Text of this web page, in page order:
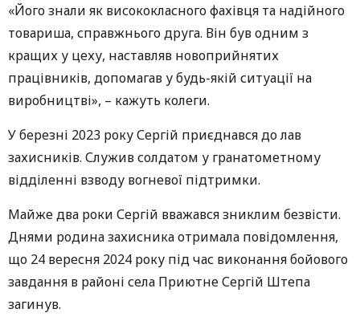
«Його знали як висококласного фахівця та надійного
товариша, справжнього друга. Він був одним з
кращих у цеху, наставляв новоприйнятих
працівників, допомагав у будь-якій ситуації на
виробництві», – кажуть колеги.
У березні 2023 року Сергій приєднався до лав
захисників. Служив солдатом у гранатометному
відділенні взводу вогневої підтримки.
Майже два роки Сергій вважався зниклим безвісти.
Днями родина захисника отримала повідомлення,
що 24 вересня 2024 року під час виконання бойового
завдання в районі села Приютне Сергій Штепа
загинув.